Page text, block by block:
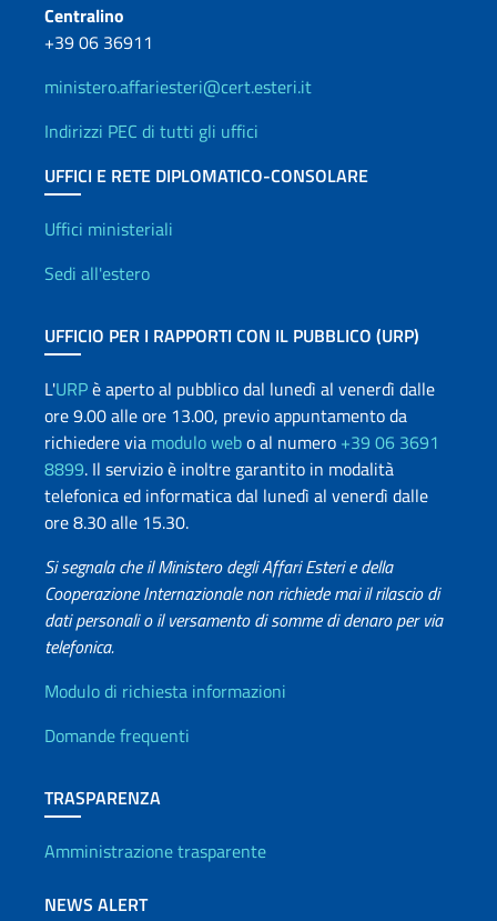
Centralino
+39 06 36911
ministero.affariesteri@cert.esteri.it
Indirizzi PEC di tutti gli uffici
UFFICI E RETE DIPLOMATICO-CONSOLARE
Uffici e Rete diplomatica
Uffici ministeriali
Sedi all'estero
UFFICIO PER I RAPPORTI CON IL PUBBLICO (URP)
L'URPè aperto al pubblico dal lunedì al venerdì dalle
ore 9.00 alle ore 13.00, previo appuntamento da
richiedere via modulo webo al numero +39 06 3691
8899. Il servizio è inoltre garantito in modalità
telefonica ed informatica dal lunedì al venerdì dalle
ore 8.30 alle 15.30.
Si segnala che il Ministero degli Affari Esteri e della
Cooperazione Internazionale non richiede mai il rilascio di
dati personali o il versamento di somme di denaro per via
telefonica.
Info utili
Modulo di richiesta informazioni
Domande frequenti
TRASPARENZA
Amministrazione trasparente
NEWS ALERT